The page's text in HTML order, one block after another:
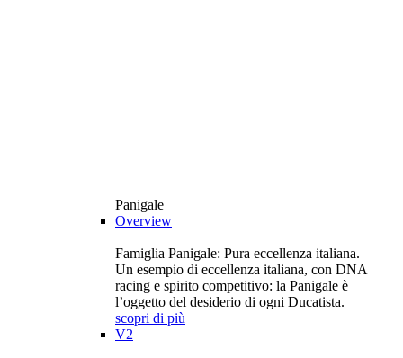
Panigale
Overview
Famiglia Panigale: Pura eccellenza italiana.
Un esempio di eccellenza italiana, con DNA
racing e spirito competitivo: la Panigale è
l’oggetto del desiderio di ogni Ducatista.
scopri di più
V2